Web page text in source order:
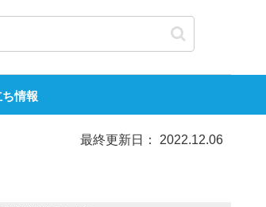
情報
最終更新日： 2022.12.06